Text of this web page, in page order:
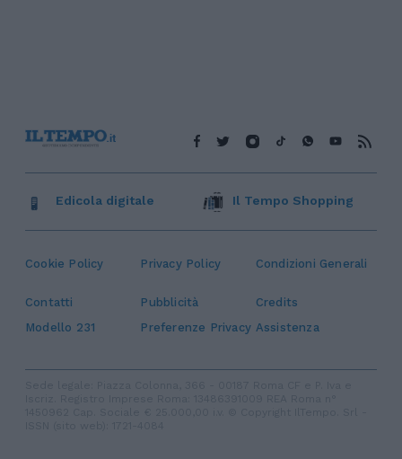
Cookie Policy Privacy Policy Condizioni Generali
Contatti Pubblicità
Credits
Modello 231
Preferenze Privacy Assistenza
Edicola digitale Il Tempo Shopping